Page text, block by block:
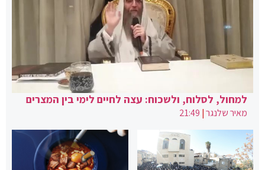
למחול, לסלוח, ולשכוח: עצה לחיים לימי בין המצרים
מאיר שלנגר|
21:49